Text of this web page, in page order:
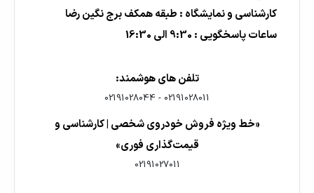
کارشناسی و نمایشگاه : طبقه همکف برج نگین رضا
ساعات پاسخگویی : 9:30 الی 16:30
تلفن های هوشمند:
02191028011
-
02191028044
«خط ویژه فروش خودروی شخصی | کارشناسی و
قیمت‌گذاری فوری»
02191027011